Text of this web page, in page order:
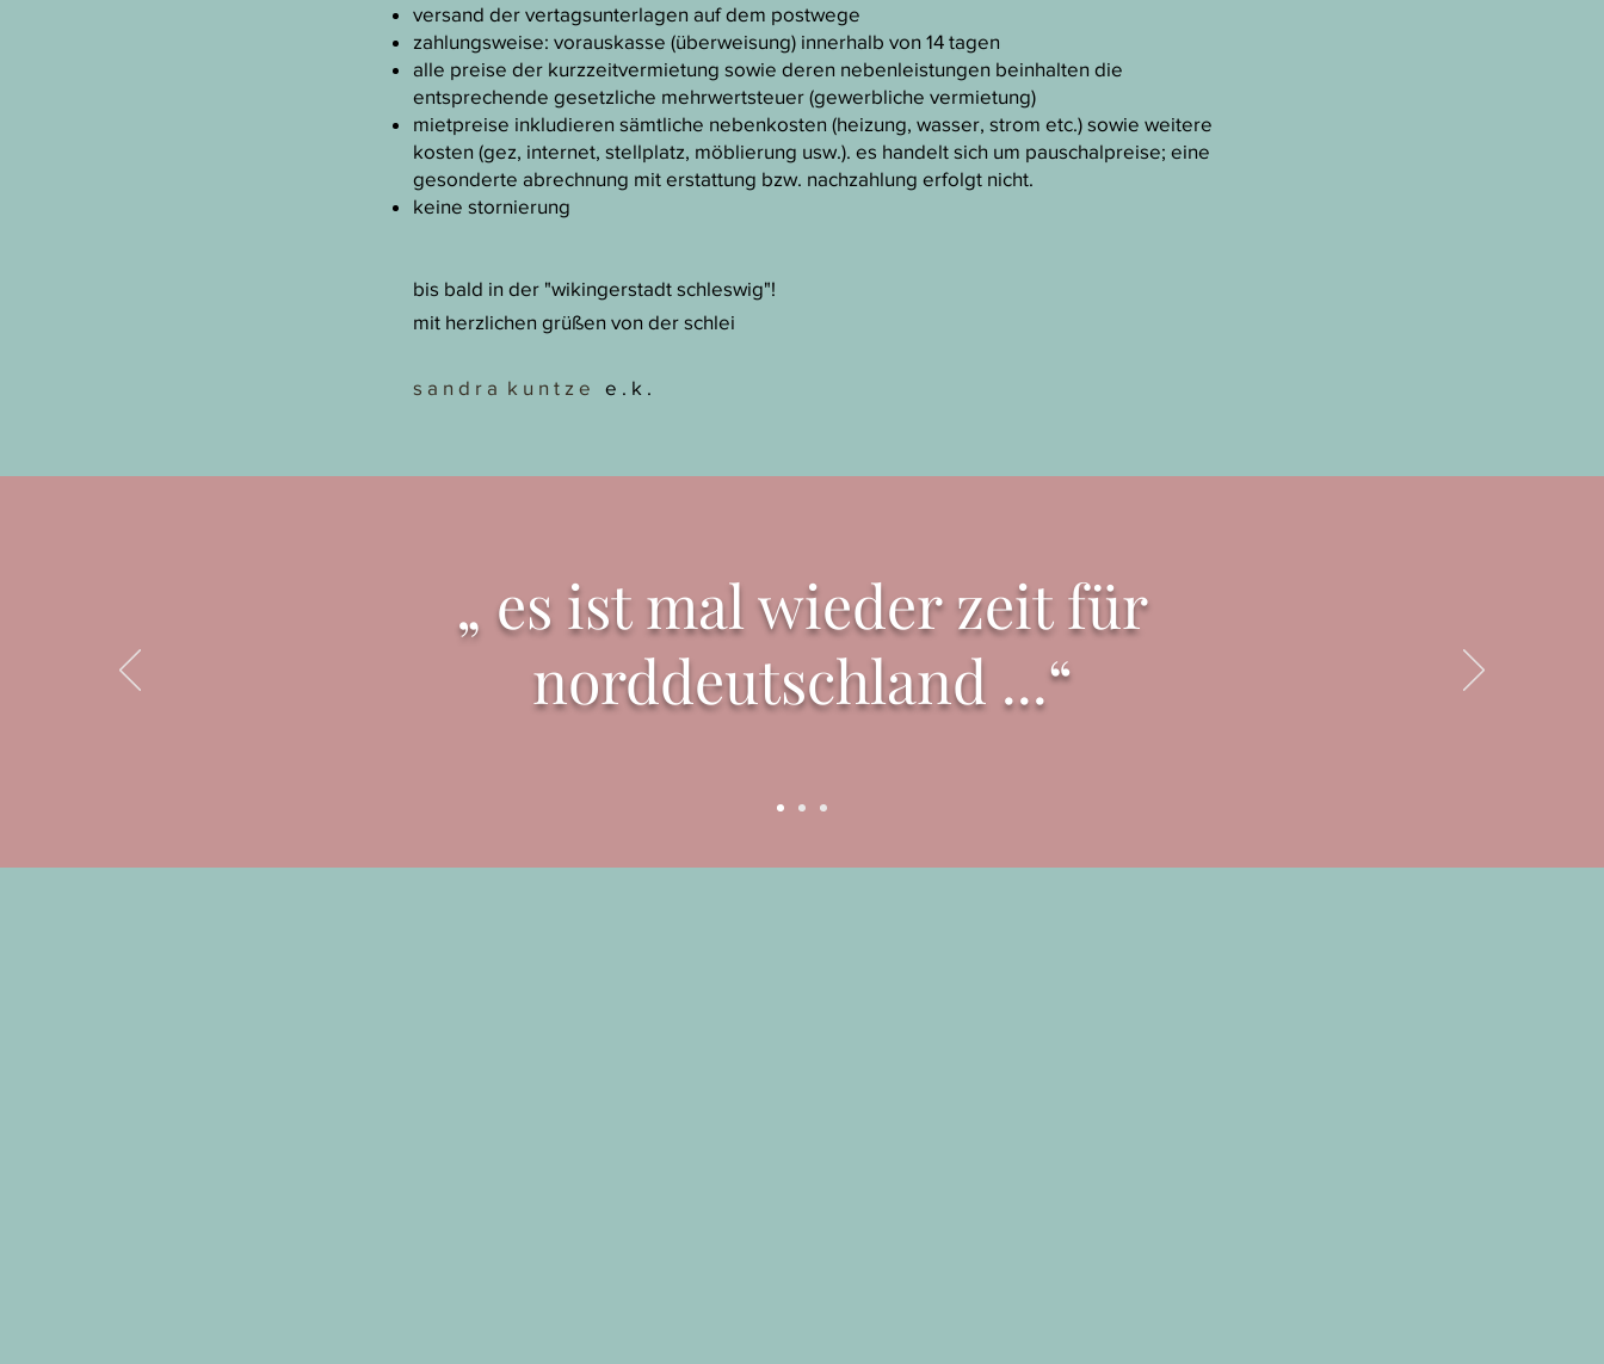
versand der vertagsunterlagen auf dem postwege
zahlungsweise: vorauskasse (überweisung) innerhalb von 14 tagen
alle preise der kurzzeitvermietung sowie deren nebenleistungen beinhalten die
entsprechende gesetzliche mehrwertsteuer (gewerbliche vermietung)
mietpreise inkludieren sämtliche nebenkosten (heizung, wasser, strom etc.) sowie weitere
kosten (gez, internet, stellplatz, möblierung usw.). es handelt sich um pauschalpreise; eine
gesonderte abrechnung mit erstattung bzw. nachzahlung erfolgt nicht.
keine stornierung
bis bald in der "wikingerstadt schleswig"​!
mit herzlichen grüßen von der schlei
s a n d r a k u n t z e e . k .
„ es ist mal wieder zeit für
norddeutschland ...“